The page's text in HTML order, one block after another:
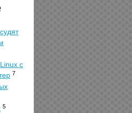
с
7
5